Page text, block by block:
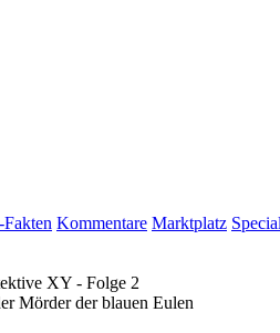
Fakten Kommentare Marktplatz
XY - Folge 2
Mörder der blauen Eulen